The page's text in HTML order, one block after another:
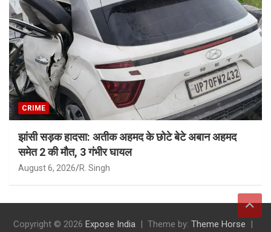
CRIME
झांसी सड़क हादसा: अतीक अहमद के छोटे बेटे अबान अहमद
समेत 2 की मौत, 3 गंभीर घायल
August 6, 2026 R. Singh
Copyright © 2026 Expose India Theme by: Theme Horse